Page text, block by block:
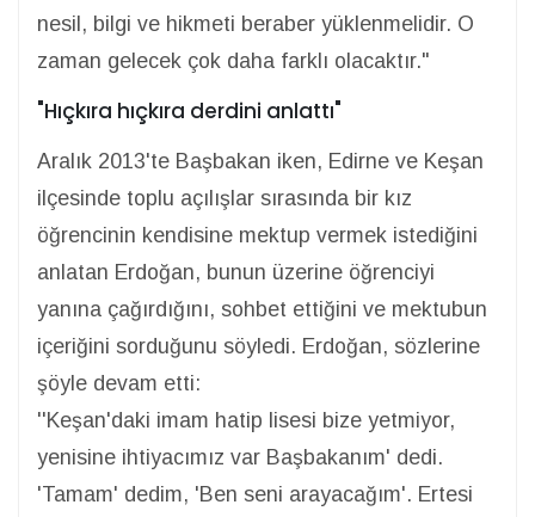
nesil, bilgi ve hikmeti beraber yüklenmelidir. O
zaman gelecek çok daha farklı olacaktır."
"Hıçkıra hıçkıra derdini anlattı"
Aralık 2013'te Başbakan iken, Edirne ve Keşan
ilçesinde toplu açılışlar sırasında bir kız
öğrencinin kendisine mektup vermek istediğini
anlatan Erdoğan, bunun üzerine öğrenciyi
yanına çağırdığını, sohbet ettiğini ve mektubun
içeriğini sorduğunu söyledi. Erdoğan, sözlerine
şöyle devam etti:
''Keşan'daki imam hatip lisesi bize yetmiyor,
yenisine ihtiyacımız var Başbakanım' dedi.
'Tamam' dedim, 'Ben seni arayacağım'. Ertesi